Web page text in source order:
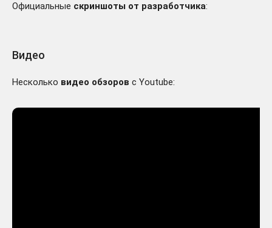
Официальные скриншоты от разработчика:
Видео
Несколько видео обзоров с Youtube: